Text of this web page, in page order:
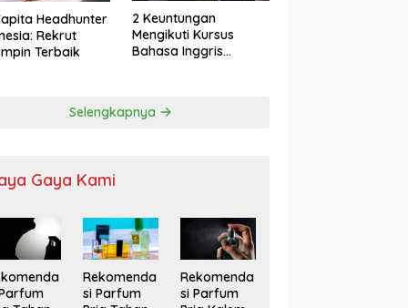
Headhunter
Rekrut
Terbaik
2 Keuntungan
Mengikuti Kursus
Bahasa Inggris
Selengkapnya
Gaya Kami
Rekomenda
si Parfum
Rekomenda
si Parfum